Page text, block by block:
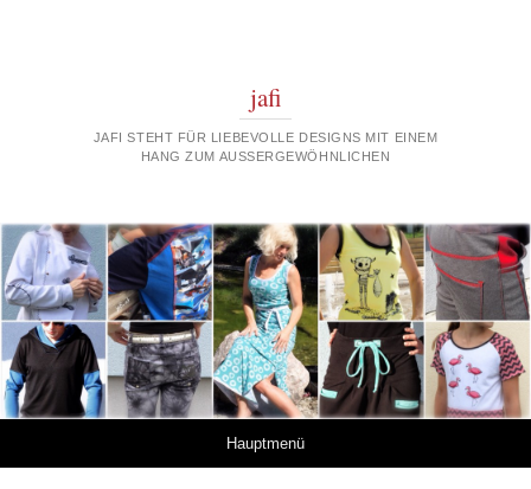
jafi
JAFI STEHT FÜR LIEBEVOLLE DESIGNS MIT EINEM
HANG ZUM AUSSERGEWÖHNLICHEN
Hauptmenü